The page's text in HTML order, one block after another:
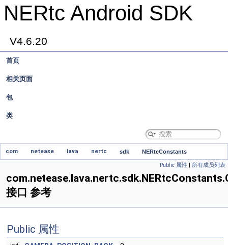
NERtc Android SDK
V4.6.20
首页
相关页面
包
类
com netease lava nertc sdk NERtcConstants
Public 属性 | 所有成员列表
接口 参考
Public 属性